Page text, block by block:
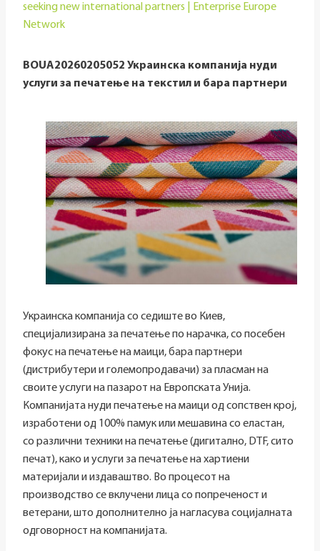
seeking new international partners | Enterprise Europe
Network
BOUA20260205052 Украинска компанија нуди
услуги за печатење на текстил и бара партнери
Украинска компанија со седиште во Киев,
специјализирана за печатење по нарачка, со посебен
фокус на печатење на маици, бара партнери
(дистрибутери и големопродавачи) за пласман на
своите услуги на пазарот на Европската Унија.
Компанијата нуди печатење на маици од сопствен крој,
изработени од 100% памук или мешавина со еластан,
со различни техники на печатење (дигитално, DTF, сито
печат), како и услуги за печатење на хартиени
материјали и издаваштво. Во процесот на
производство се вклучени лица со попреченост и
ветерани, што дополнително ја нагласува социјалната
одговорност на компанијата.